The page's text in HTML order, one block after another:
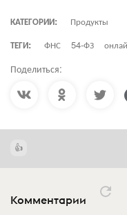
КАТЕГОРИИ:
Продукты
ТЕГИ:
ФНС 54-ФЗ
Поделиться:
Комментарии